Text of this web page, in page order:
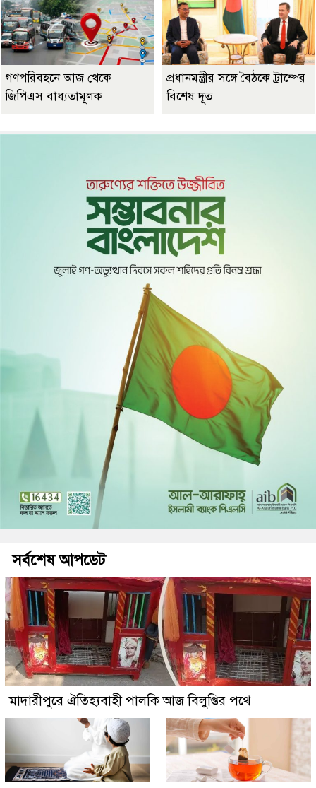
গণপরিবহনে আজ থেকে
জিপিএস বাধ্যতামূলক
প্রধানমন্ত্রীর সঙ্গে বৈঠকে ট্রাম্পের
বিশেষ দূত
সর্বশেষ আপডেট
মাদারীপুরে ঐতিহ্যবাহী পালকি আজ বিলুপ্তির পথে